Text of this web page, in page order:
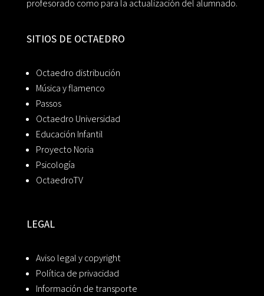
profesorado como para la actualización del alumnado.
SITIOS DE OCTAEDRO
Octaedro distribución
Música y flamenco
Passos
Octaedro Universidad
Educación Infantil
Proyecto Noria
Psicología
OctaedroTV
LEGAL
Aviso legal y copyright
Política de privacidad
Información de transporte